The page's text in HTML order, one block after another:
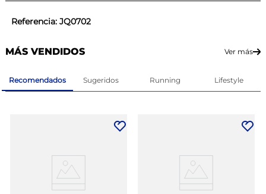
Referencia: JQ0702
MÁS VENDIDOS Ver más
Recomendados Sugeridos Running Lifestyle